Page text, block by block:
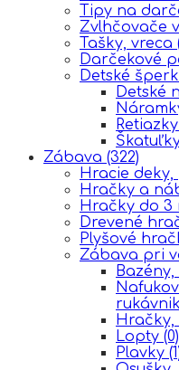
Tipy na
Zvlhčovače
Tašky, vreca
Darčekové
Detské
Detské
Retiazky
Zábava (322)
Hracie
Hračky a
Hračky do 3
Drevené
Plyšové
Zábava pri
Lopty (0)
Plavky